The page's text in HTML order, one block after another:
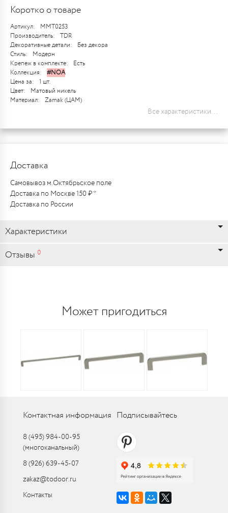
Коротко о товаре
Артикул:
MMT0253
Производитель:
TDR
Декоративные детали:
Без декора
Стиль:
Модерн
Крепеж в комплекте:
Есть
Коллекция:
#NOA
Цена за:
1 шт.
Цвет:
Матовый никель
Материал:
Zamak (ЦАМ)
Все характеристики...
Доставка
Самовывоз м.Октябрьское поле
Доставка по Москве 150 ₽ *
Доставка по России
Характеристики
Отзывы 0
Может пригодиться
Контактная информация
8 (495) 984-00-95
(многоканальный)
8 (926) 639-45-07
zakaz@todoor.ru
Контакты
Подписывайтесь